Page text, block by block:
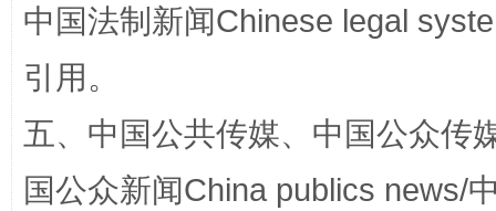
中国法制新闻Chinese legal
引用。
五、中国公共传媒、中国公众传
国公众新闻China publics news/